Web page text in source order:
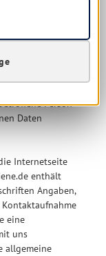
die
Schutzniveau
Person
Daten
Internetseite
enthält
Angaben,
eine
uns
allgemeine